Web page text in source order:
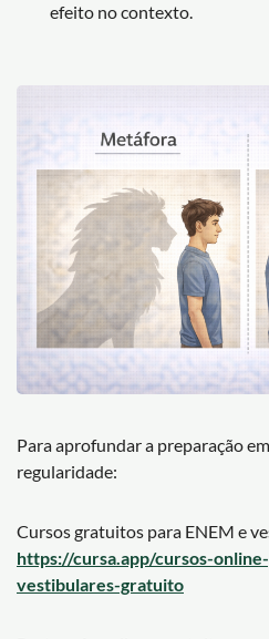
efeito no contexto.
Para aprofundar a preparação
regularidade:
Cursos gratuitos para ENEM e
https://cursa.app/cursos-
vestibulares-gratuito